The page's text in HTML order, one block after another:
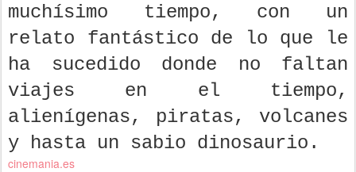
muchísimo tiempo, con un
relato fantástico de lo que le
ha sucedido donde no faltan
viajes en el tiempo,
alienígenas, piratas, volcanes
y hasta un sabio dinosaurio.
cinemania.es